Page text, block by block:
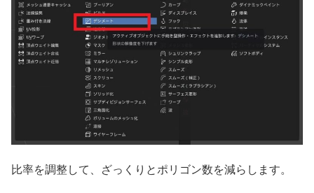
比率を調整して、ざっくりとポリゴン数を減らします。